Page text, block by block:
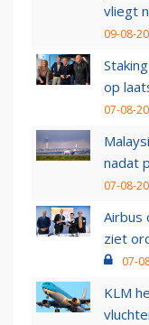
vliegt
09-08-
op
07-08-
nadat
07-08-
Airbus
ziet
07-
KLM